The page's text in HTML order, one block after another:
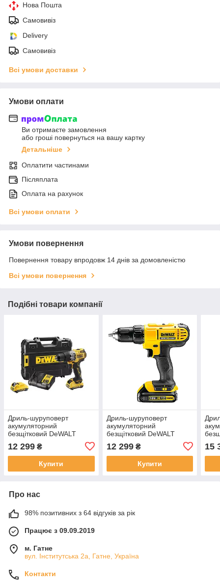
Нова Пошта
Самовивіз
Delivery
Самовивіз
Всі умови доставки
Умови оплати
Ви отримаєте замовлення
або гроші повернуться на вашу картку
Детальніше
Оплатити частинами
Післяплата
Оплата на рахунок
Всі умови оплати
Умови повернення
Повернення товару впродовж 14 днів за домовленістю
Всі умови повернення
Подібні товари компанії
Дриль-шуруповерт
акумуляторний
безщітковий DeWALT
12 299 ₴
Купити
Дриль-шуруповерт
акумуляторний
безщітковий DeWALT
12 299₴
Купити
15
Про нас
98% позитивних з 64 відгуків за рік
Працює з 09.09.2019
м. Гатне
вул. Інститутська 2а, Гатне, Україна
Контакти